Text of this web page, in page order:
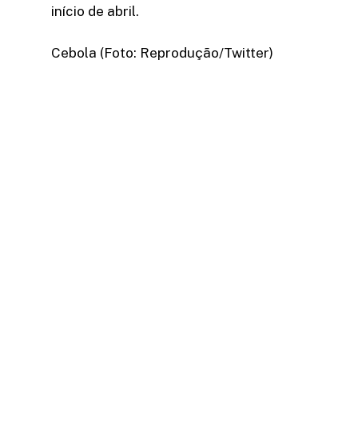
início de abril.
Cebola (Foto: Reprodução/Twitter)